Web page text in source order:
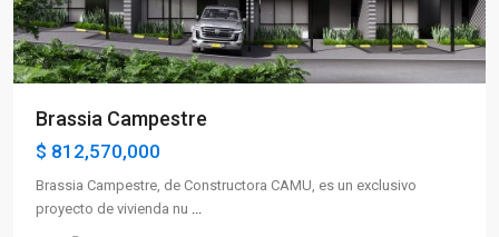
Brassia Campestre
$ 812,570,000
Brassia Campestre, de Constructora CAMU, es un exclusivo
proyecto de vivienda nu